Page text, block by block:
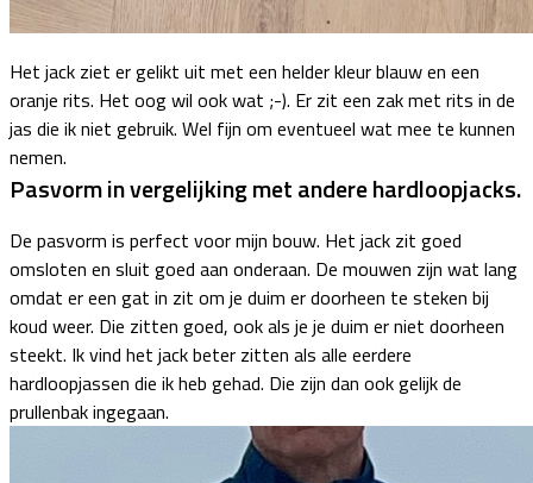
Het jack ziet er gelikt uit met een helder kleur blauw en een
oranje rits. Het oog wil ook wat ;-). Er zit een zak met rits in de
jas die ik niet gebruik. Wel fijn om eventueel wat mee te kunnen
nemen.
Pasvorm in vergelijking met andere hardloopjacks.
De pasvorm is perfect voor mijn bouw. Het jack zit goed
omsloten en sluit goed aan onderaan. De mouwen zijn wat lang
omdat er een gat in zit om je duim er doorheen te steken bij
koud weer. Die zitten goed, ook als je je duim er niet doorheen
steekt. Ik vind het jack beter zitten als alle eerdere
hardloopjassen die ik heb gehad. Die zijn dan ook gelijk de
prullenbak ingegaan.